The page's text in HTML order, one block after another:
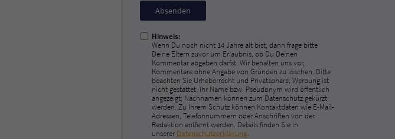
Nicht
ausfüllen!
Hinweis:
Wenn Du noch nicht 14 Jahre alt bist, dann frage bitte
Deine Eltern zuvor um Erlaubnis, ob Du Deinen
Kommentar abgeben darfst. Wir behalten uns vor,
Kommentare ohne Angabe von Gründen zu löschen. Bitte
beachten Sie Urheberrecht und Privatsphäre; Werbung ist
nicht gestattet. Ihr Name bzw. Pseudonym wird öffentlich
angezeigt; Nachnamen können zum Datenschutz gekürzt
werden. Zu Ihrem Schutz können Kontaktdaten wie E-Mail-
Adressen, Telefonnummern oder Anschriften von der
Redaktion entfernt werden. Details finden Sie in
unserer Datenschutzerklärung.